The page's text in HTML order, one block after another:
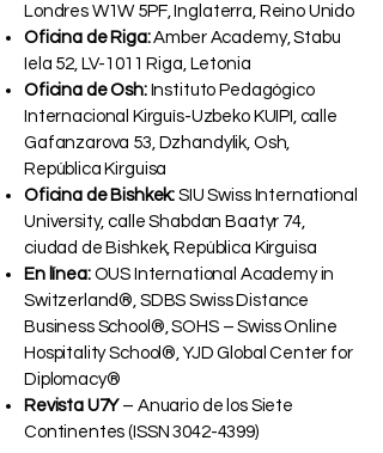
Londres W1W 5PF, Inglaterra, Reino Unido
Oficina de Riga:Amber Academy, Stabu
Iela 52, LV-1011 Riga, Letonia
Oficina de Osh:Instituto Pedagógico
Internacional Kirguís-Uzbeko KUIPI, calle
Gafanzarova 53, Dzhandylik, Osh,
República Kirguisa
Oficina de Bishkek: SIU Swiss International
University, calle Shabdan Baatyr 74,
ciudad de Bishkek, República Kirguisa
En línea:OUS International Academy in
Switzerland®, SDBS Swiss Distance
Business School®, SOHS – Swiss Online
Hospitality School®, YJD Global Center for
Diplomacy®
Revista U7Y– Anuario de los Siete
Continentes (ISSN3042-4399)